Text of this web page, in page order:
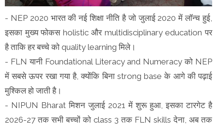
- NEP 2020 भारत की नई शिक्षा नीति है जो जुलाई 2020 में लॉन्च हुई,
इसका मुख्य फोकस holistic और multidisciplinary education पर
है ताकि हर बच्चे को quality learning मिले।
- FLN यानी Foundational Literacy and Numeracy को NEP
में सबसे ऊपर रखा गया है, क्योंकि बिना strong base के आगे की पढ़ाई
मुश्किल हो जाती है।
- NIPUN Bharat मिशन जुलाई 2021 में शुरू हुआ, इसका टारगेट है
2026-27 तक सभी बच्चों को class 3 तक FLN skills देना, अब तक